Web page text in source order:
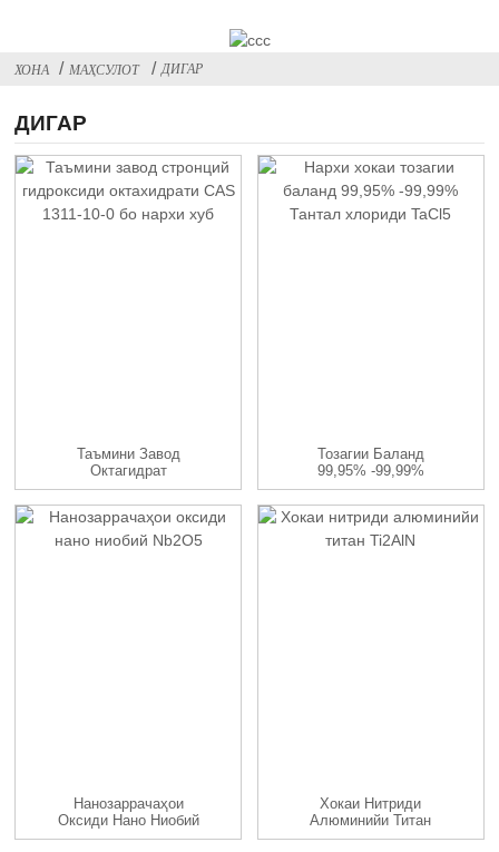
ХОНА МАҲСУЛОТ ДИГАР
ДИГАР
Таъмини Завод
Октагидрат
Гидроксиди Стронций
...
Тозагии Баланд
99,95% -99,99%
Тантал Хлориди TaC...
Нанозаррачаҳои
Оксиди Нано Ниобий
Nb2O5
Хокаи Нитриди
Алюминийи Титан
Ti2AlN